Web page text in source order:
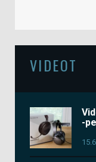
VIDEOT
-